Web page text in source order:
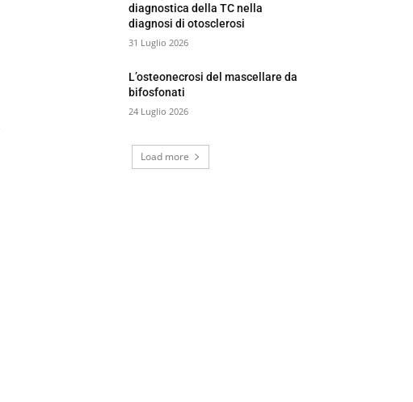
diagnostica della TC nella
diagnosi di otosclerosi
31 Luglio 2026
L’osteonecrosi del mascellare da
bifosfonati
24 Luglio 2026
Load more